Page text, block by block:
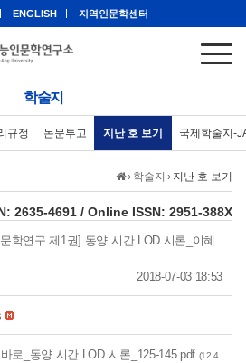
ENGLISH 지역인문학센터
학술지
규정 논문투고 지난 호 보기 국제학술지-
› 학술지 › 지난 호 보기
2635-4691 / Online ISSN: 2951-388X
학연구 제1권] 동양 시간 LOD 시론_이혜
2018-07-03 18:53
로_동양 시간 LOD 시론_125-145.pdf (12.4